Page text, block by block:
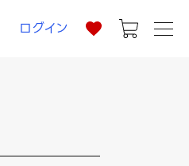
ログイン